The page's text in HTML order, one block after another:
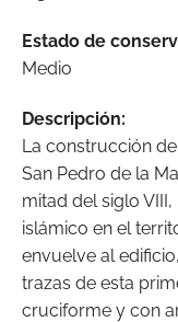
Estado de
Medio
Descripción:
La construcción
San Pedro de la
mitad del siglo
islámico en el
envuelve al
trazas de esta
cruciforme y con